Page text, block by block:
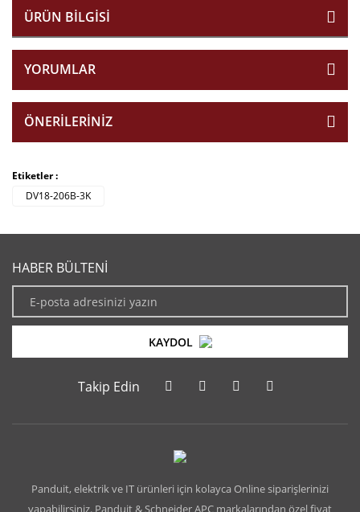
ÜRÜN BILGISI
YORUMLAR
ÖNERILERINIZ
Etiketler :
DV18-206B-3K
HABER BÜLTENİ
KAYDOL
Takip Edin
Panduit, elektrik ve IT ürünleri için kolayca Online siparişlerinizi
yapabilirsiniz. Panduit & Schneider APC markalarından özel fiyat